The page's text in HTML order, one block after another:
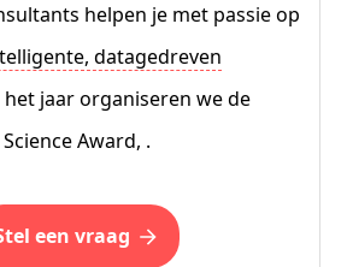
helpen je met passie op
datagedreven
het jaar organiseren we de
Award, .
stel een vraag